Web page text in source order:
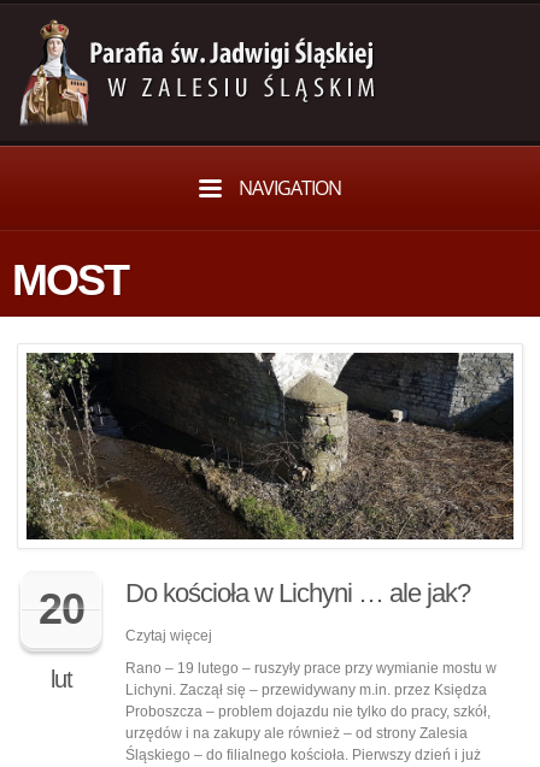
NAVIGATION
MOST
20
lut
Do kościoła w Lichyni … ale jak?
Czytaj więcej
Rano – 19 lutego – ruszyły prace przy wymianie mostu w
Lichyni. Zaczął się – przewidywany m.in. przez Księdza
Proboszcza – problem dojazdu nie tylko do pracy, szkół,
urzędów i na zakupy ale również – od strony Zalesia
Śląskiego – do filialnego kościoła. Pierwszy dzień i już